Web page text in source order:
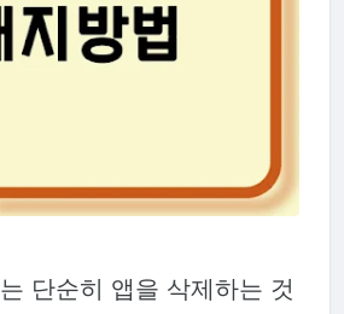
는 단순히 앱을 삭제하는 것